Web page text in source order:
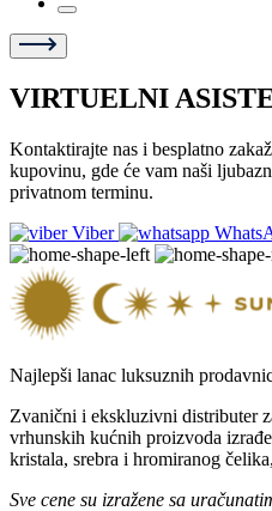
VIRTUELNI
Kontaktirajte nas i besplatno
kupovinu, gde će vam naši
privatnom terminu.
Viber
Najlepši lanac luksuznih
Zvanični i ekskluzivni distributer
vrhunskih kućnih proizvoda
kristala, srebra i hromiranog
Sve cene su izražene sa